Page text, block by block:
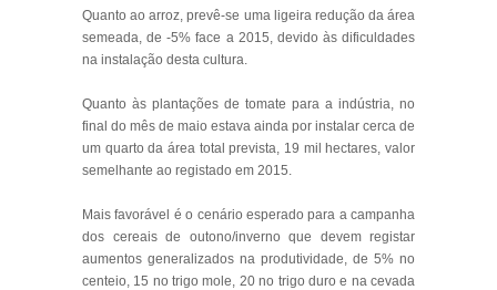
Quanto ao arroz, prevê-se uma ligeira redução da área
semeada, de -5% face a 2015, devido às dificuldades
na instalação desta cultura.
Quanto às plantações de tomate para a indústria, no
final do mês de maio estava ainda por instalar cerca de
um quarto da área total prevista, 19 mil hectares, valor
semelhante ao registado em 2015.
Mais favorável é o cenário esperado para a campanha
dos cereais de outono/inverno que devem registar
aumentos generalizados na produtividade, de 5% no
centeio, 15 no trigo mole, 20 no trigo duro e na cevada